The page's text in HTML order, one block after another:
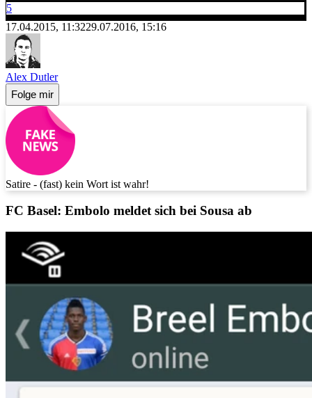
5
17.04.2015, 11:3229.07.2016, 15:16
Alex Dutler
Folge mir
Satire - (fast) kein Wort ist wahr!
FC Basel: Embolo meldet sich bei Sousa ab